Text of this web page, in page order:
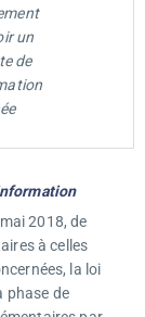
un
de
2018, de
à celles
la loi
phase de